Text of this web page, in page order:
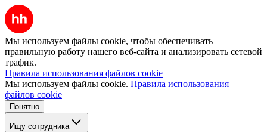
Мы используем файлы cookie, чтобы обеспечивать
правильную работу нашего веб-сайта и анализировать сетевой
трафик.
Правила использования файлов cookie
Мы используем файлы cookie. Правила использования
файлов cookie
Понятно
Ищу сотрудника